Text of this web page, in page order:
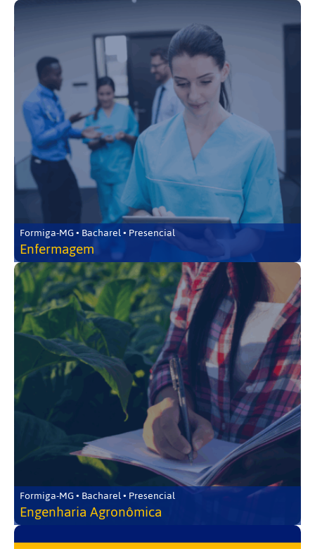
Formiga-MG • Bacharel • Presencial
Enfermagem
Formiga-MG • Bacharel • Presencial
Engenharia Agronômica